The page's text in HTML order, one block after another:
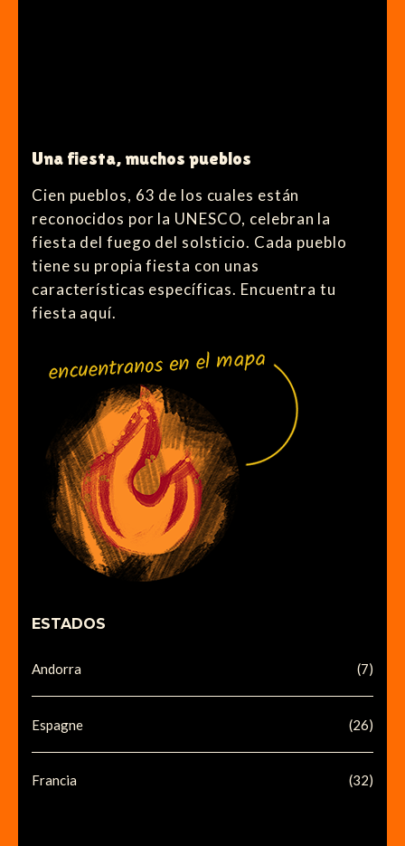
Una fiesta, muchos pueblos
Cien pueblos, 63 de los cuales están
reconocidos por la UNESCO, celebran la
fiesta del fuego del solsticio. Cada pueblo
tiene su propia fiesta con unas
características específicas. Encuentra tu
fiesta aquí.
ESTADOS
Andorra (7)
Espagne (26)
Francia (32)